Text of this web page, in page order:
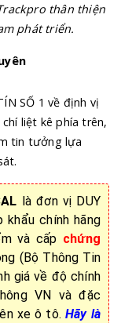
thân thiện
phát triển.
SỐ 1 về định vị
liệt kê phía trên,
tin tưởng lựa
là đơn vị DUY
khẩu chính hãng
và cấp chứng
(Bộ Thông Tin
giá về độ chính
VN và đặc
xe ô tô.Hãy là